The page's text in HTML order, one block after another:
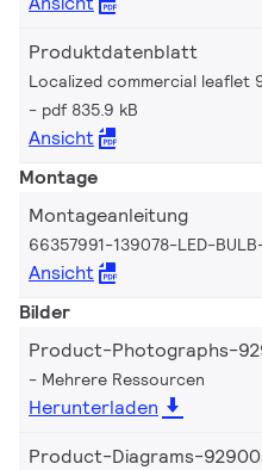
Produktdatenblatt
Localized commercial leaflet
pdf 835.9 kB
Ansicht
Montage
Montageanleitung
66357991-139078-LED-
Ansicht
Bilder
Product-Photographs-
Mehrere Ressourcen
Herunterladen
Product-Diagrams-